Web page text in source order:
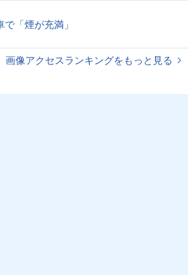
「煙が充満」
画像アクセスランキングをもっと見る